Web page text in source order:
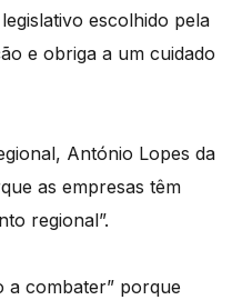
escolhido pela
e obriga a um cuidado
António Lopes da
as empresas têm
regional”.
a combater” porque